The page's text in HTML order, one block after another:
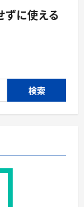
ずに使える